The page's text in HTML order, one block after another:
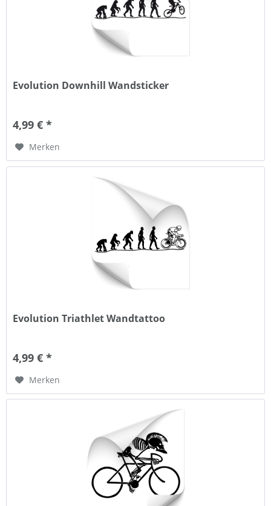
Evolution Downhill Wandsticker
4,99 € *
Merken
Evolution Triathlet Wandtattoo
4,99 € *
Merken